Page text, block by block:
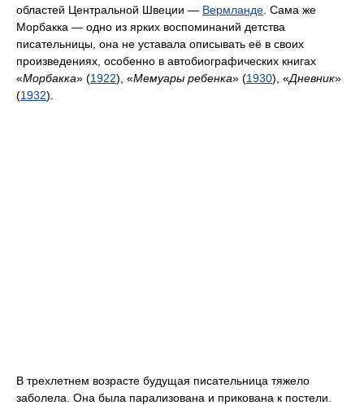
областей Центральной Швеции — Вермланде . Сама же
Морбакка — одно из ярких воспоминаний детства
писательницы, она не уставала описывать её в своих
произведениях, особенно в автобиографических книгах
«Морбакка» (1922), «Мемуары ребенка» (1930), «Дневник»
(1932).
В трехлетнем возрасте будущая писательница тяжело
заболела. Она была парализована и прикована к постели.